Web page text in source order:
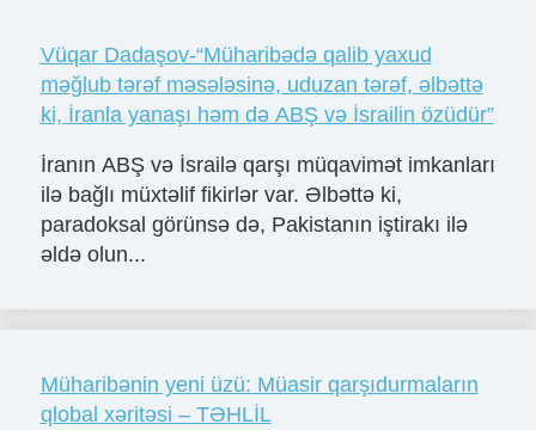
Vüqar Dadaşov-“Müharibədə qalib yaxud
məğlub tərəf məsələsinə, uduzan tərəf, əlbəttə
ki, İranla yanaşı həm də ABŞ və İsrailin özüdür”
İranın ABŞ və İsrailə qarşı müqavimət imkanları
ilə bağlı müxtəlif fikirlər var. Əlbəttə ki,
paradoksal görünsə də, Pakistanın iştirakı ilə
əldə olun...
Müharibənin yeni üzü: Müasir qarşıdurmaların
qlobal xəritəsi – TƏHLİL